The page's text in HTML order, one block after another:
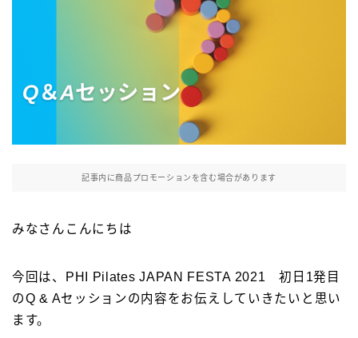
記事内に商品プロモーションを含む場合があります
みなさんこんにちは
今回は、PHI Pilates JAPAN FESTA 2021 初日1発目
のQ & Aセッションの内容をお伝えしていきたいと思い
ます。